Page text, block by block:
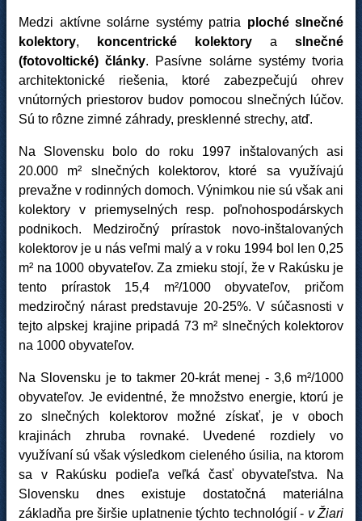
Medzi aktívne solárne systémy patria ploché slnečné
kolektory, koncentrické kolektory a slnečné
(fotovoltické) články. Pasívne solárne systémy tvoria
architektonické riešenia, ktoré zabezpečujú ohrev
vnútorných priestorov budov pomocou slnečných lúčov.
Sú to rôzne zimné záhrady, presklenné strechy, atď.
Na Slovensku bolo do roku 1997 inštalovaných asi
20.000 m² slnečných kolektorov, ktoré sa využívajú
prevažne v rodinných domoch. Výnimkou nie sú však ani
kolektory v priemyselných resp. poľnohospodárskych
podnikoch. Medziročný prírastok novo-inštalovaných
kolektorov je u nás veľmi malý a v roku 1994 bol len 0,25
m² na 1000 obyvateľov. Za zmieku stojí, že v Rakúsku je
tento prírastok 15,4 m²/1000 obyvateľov, pričom
medziročný nárast predstavuje 20-25%. V súčasnosti v
tejto alpskej krajine pripadá 73 m² slnečných kolektorov
na 1000 obyvateľov.
Na Slovensku je to takmer 20-krát menej - 3,6 m²/1000
obyvateľov. Je evidentné, že množstvo energie, ktorú je
zo slnečných kolektorov možné získať, je v oboch
krajinách zhruba rovnaké. Uvedené rozdiely vo
využívaní sú však výsledkom cieleného úsilia, na ktorom
sa v Rakúsku podieľa veľká časť obyvateľstva. Na
Slovensku dnes existuje dostatočná materiálna
základňa pre širšie uplatnenie týchto technológií - v Žiari